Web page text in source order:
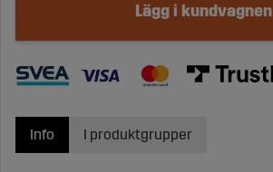
Lägg i kundvagnen
Info I produktgrupper